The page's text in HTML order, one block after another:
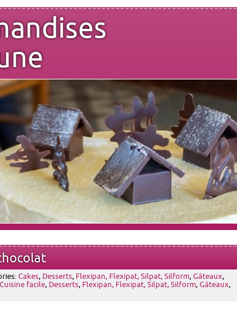
Cakes, Desserts, Flexipan, Flexipat, Silpat, Silform, Gâteaux,
Cuisine facile, Desserts, Flexipan, Flexipat, Silpat, Silform, Gâteaux,